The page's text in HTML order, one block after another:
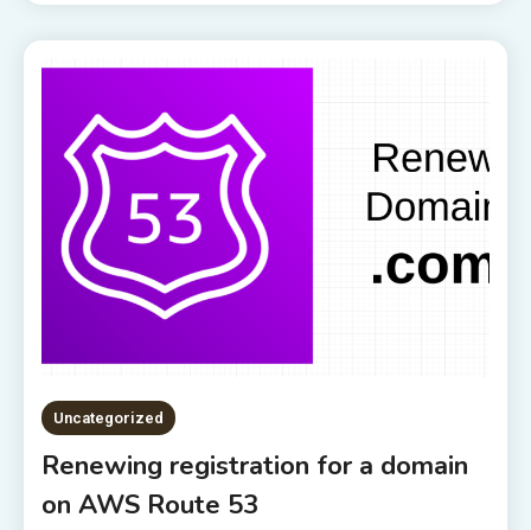
Uncategorized
Renewing registration for a domain
on AWS Route 53